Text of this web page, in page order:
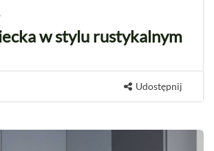
w stylu rustykalnym
Udostępnij